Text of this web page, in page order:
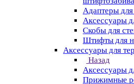
Адаптеры для
Аксессуары
Скобы для
Штифты для
Аксессуары для
Назад
Аксессуары
Прижимные